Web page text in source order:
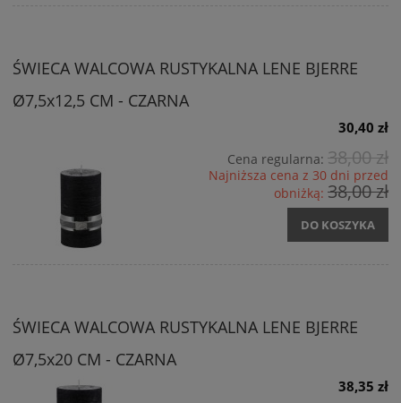
ŚWIECA WALCOWA RUSTYKALNA LENE BJERRE
Ø7,5x12,5 CM - CZARNA
30,40 zł
Cena regularna: 38,00 zł
Najniższa cena z 30 dni przed
obniżką: 38,00 zł
DO KOSZYKA
ŚWIECA WALCOWA RUSTYKALNA LENE BJERRE
Ø7,5x20 CM - CZARNA
38,35 zł